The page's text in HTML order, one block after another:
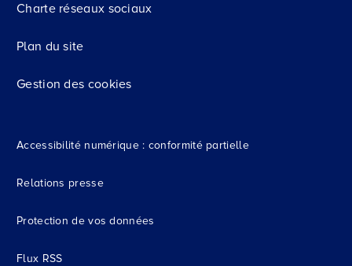
Charte réseaux sociaux
Plan du site
Gestion des cookies
Accessibilité numérique : conformité partielle
Relations presse
Protection de vos données
Flux RSS